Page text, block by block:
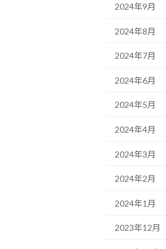
2024年9月
2024年8月
2024年7月
2024年6月
2024年5月
2024年4月
2024年3月
2024年2月
2024年1月
2023年12月